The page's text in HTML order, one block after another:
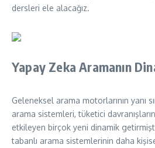
dersleri ele alacağız.
Yapay Zeka Aramanın
Geleneksel arama motorlarının yanı
arama sistemleri, tüketici
etkileyen birçok yeni dinamik
tabanlı arama sistemlerinin daha